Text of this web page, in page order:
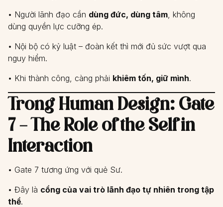
• Người lãnh đạo cần dùng đức, dùng tâm, không
dùng quyền lực cưỡng ép.
• Nội bộ có kỷ luật – đoàn kết thì mới đủ sức vượt qua
nguy hiểm.
• Khi thành công, càng phải khiêm tốn, giữ mình.
Trong Human Design: Gate
7 – The Role of the Self in
Interaction
• Gate 7 tương ứng với quẻ Sư.
• Đây là cổng của vai trò lãnh đạo tự nhiên trong tập
thể.